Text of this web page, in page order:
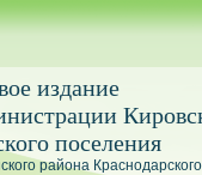
издание
поселения
района